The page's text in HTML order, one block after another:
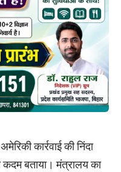
कार्रवाई की निंदा
कदम बताया। मंत्रालय का